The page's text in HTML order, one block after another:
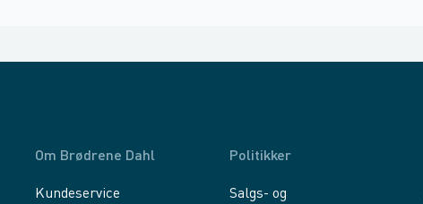
Om Brødrene Dahl
Kundeservice
Politikker
Salgs- og